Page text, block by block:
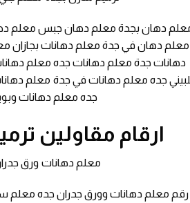
دهان بجدة معلم دهان جبس معلم
معلم دهان في جدة معلم دهانات بجازان
دهانات جدة معلم دهانات جده معلم
جده معلم دهانات في جدة معلم
جده معلم دهانات
ارقام مقاولين
معلم دهانات ورق
رقم معلم دهانات وورق جدران جده معلم